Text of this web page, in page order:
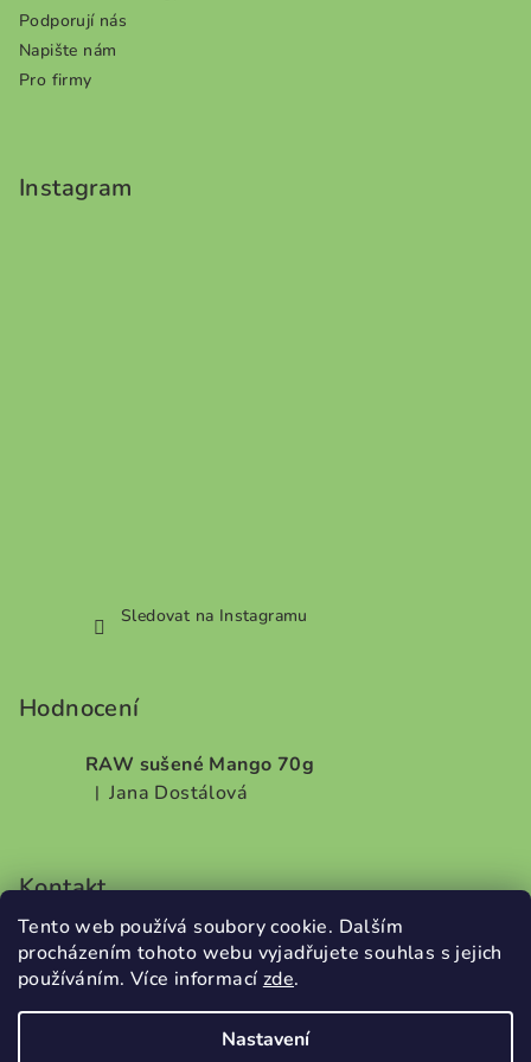
Tento web používá soubory cookie. Dalším
procházením tohoto webu vyjadřujete souhlas s jejich
používáním. Více informací zde.
Nastavení
Podporují nás
Napište nám
Pro firmy
Instagram
Sledovat na Instagramu
Hodnocení
RAW sušené Mango 70g
Hodnocení produktu je 5 z 5 hvězdiček.
| Jana Dostálová
Kontakt
info @ dobrodilo.cz
+420732707987